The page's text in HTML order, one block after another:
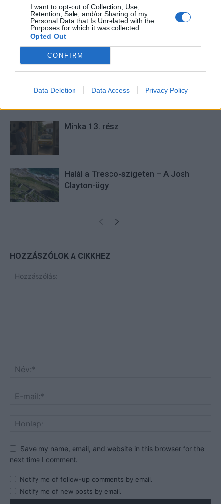
I want to opt-out of Collection, Use,
Retention, Sale, and/or Sharing of my
Personal Data that Is Unrelated with the
Purposes for which it was collected.
Opted Out
CONFIRM
Data Deletion Data Access Privacy Policy
cikkeket és apró vicces történeteket.
KAPCSOLÓDÓ CIKKEK
Minka 13. rész
Halál a Tresco-szigeten – A Josh
Clayton-ügy
HOZZÁSZÓLOK A CIKKHEZ
Save my name, email, and website in this browser for the
next time I comment.
Notify me of follow-up comments by email.
Notify me of new posts by email.